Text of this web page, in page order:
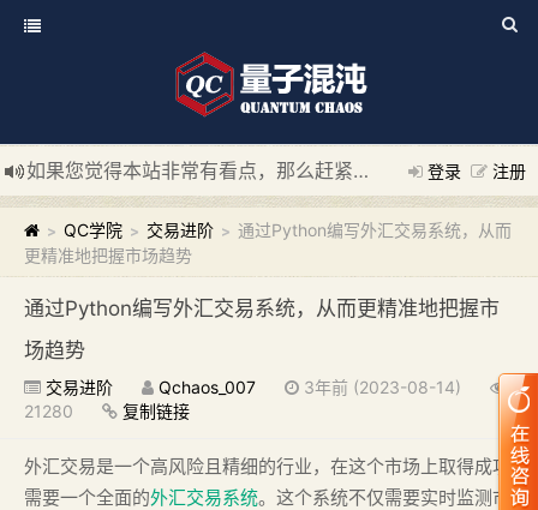
登录 注册
如果您觉得本站非常有看点，那么赶紧使用Ctrl+D 收藏我们吧
新添加量子混沌系统板块，欢迎大家访问！
---“量子混沌系
> QC学院 > 交易进阶 > 通过Python编写外汇交易系统，从而
更精准地把握市场趋势
通过Python编写外汇交易系统，从而更精准地把握市
场趋势
交易进阶 Qchaos_007
3年前 (2023-08-14)
21280
复制链接
外汇交易是一个高风险且精细的行业，在这个市场上取得成功
需要一个全面的外汇交易系统。这个系统不仅需要实时监测市